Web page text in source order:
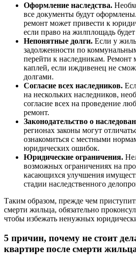
Оформление наследства.
все документы будут
ремонт может привести к
если право на жилплощадь будет
Непонятные долги. Если у
задолженности по
перейти к наследникам. Ремонт
каплей, если иждивенец не
долгами.
Согласие всех наследников.
на нескольких наследников,
согласие всех на проведение
ремонт.
Законодательство о
регионах законы могут
ознакомиться с местными
юридических ошибок.
Юридические ограничения.
возможных ограничениях на
касающихся улучшения
стадии наследственного
Таким образом, прежде чем
смерти жильца, обязательно
чтобы избежать ненужных
5 причин, почему не стоит
квартире после смерти